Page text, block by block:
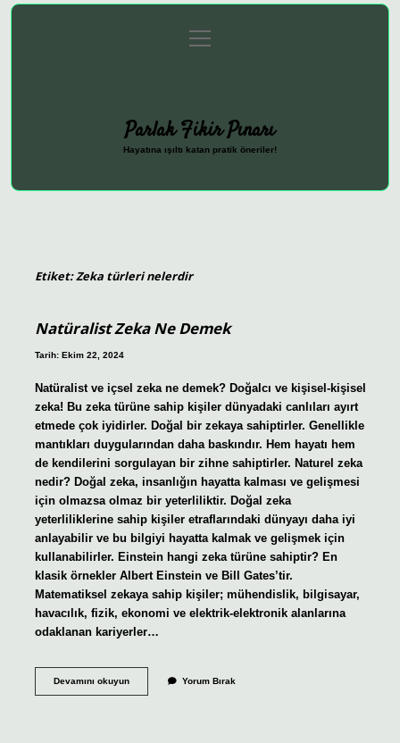
Gizlilik Politikası
menüyü
aç
Parlak Fikir Pınarı
Hayatına ışıltı katan pratik öneriler!
Etiket:Zeka türleri nelerdir
Natüralist Zeka Ne Demek
Tarih: Ekim 22, 2024
Natüralist ve içsel zeka ne demek? Doğalcı ve kişisel-kişisel
zeka! Bu zeka türüne sahip kişiler dünyadaki canlıları ayırt
etmede çok iyidirler. Doğal bir zekaya sahiptirler. Genellikle
mantıkları duygularından daha baskındır. Hem hayatı hem
de kendilerini sorgulayan bir zihne sahiptirler. Naturel zeka
nedir? Doğal zeka, insanlığın hayatta kalması ve gelişmesi
için olmazsa olmaz bir yeterliliktir. Doğal zeka
yeterliliklerine sahip kişiler etraflarındaki dünyayı daha iyi
anlayabilir ve bu bilgiyi hayatta kalmak ve gelişmek için
kullanabilirler. Einstein hangi zeka türüne sahiptir? En
klasik örnekler Albert Einstein ve Bill Gates’tir.
Matematiksel zekaya sahip kişiler; mühendislik, bilgisayar,
havacılık, fizik, ekonomi ve elektrik-elektronik alanlarına
odaklanan kariyerler…
Devamını okuyunNatüralist
Yorum Bırak